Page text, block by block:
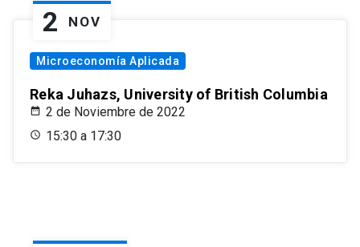
2 NOV
Microeconomía Aplicada
Reka Juhazs, University of British Columbia
2 de Noviembre de 2022
15:30 a 17:30